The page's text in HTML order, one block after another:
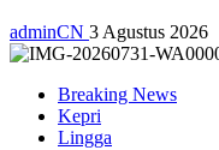
adminCN 3 Agustus 2026
Breaking News
Kepri
Lingga